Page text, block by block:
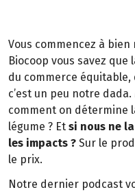
Vous commencez à
Biocoop vous savez
du commerce équitable,
c’est un peu notre
comment on détermine
légume ? Et si nous ne
les impacts ? Sur le
le prix.
Notre dernier podcast